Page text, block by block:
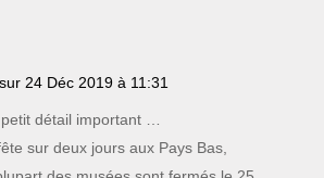
sur 24 Déc 2019 à 11:31
détail important …
sur deux jours aux Pays Bas,